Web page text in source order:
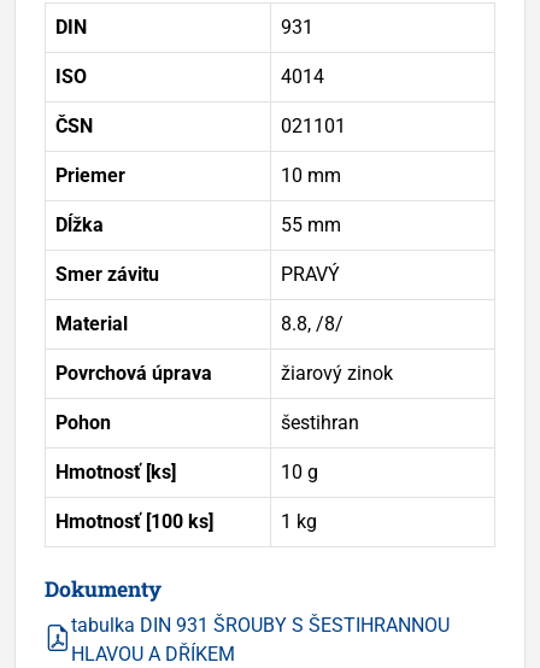
DIN 931
ISO 4014
ČSN 021101
Priemer 10 mm
Dĺžka 55 mm
Smer závitu PRAVÝ
Material 8.8, /8/
Povrchová úprava žiarový zinok
Pohon šestihran
Hmotnosť [ks] 10 g
Hmotnosť [100 ks] 1 kg
Dokumenty
tabulka DIN 931 ŠROUBY S ŠESTIHRANNOU
HLAVOU A DŘÍKEM